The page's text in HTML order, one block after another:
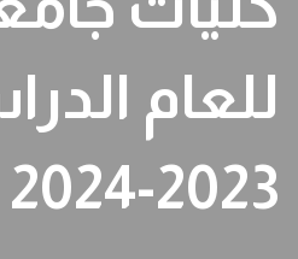
للعام
2023-2024